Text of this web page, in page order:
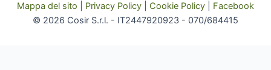
Mappa del sito
Privacy Policy Cookie Policy
Facebook
© 2026 Cosir S.r.l. - IT2447920923 - 070/684415